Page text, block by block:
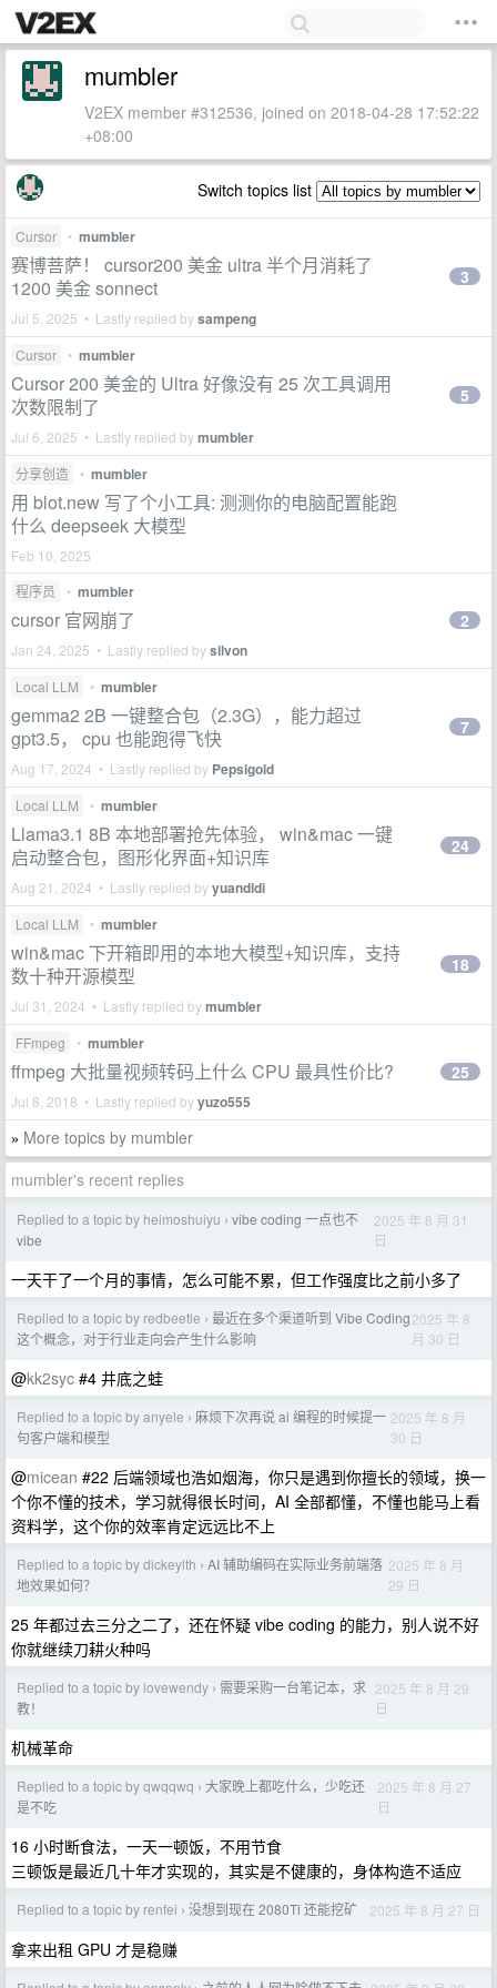
mumbler
V2EX member #312536, joined on 2018-04-28 17:52:22
+08:00
Switch topics list
Cursor • mumbler
赛博菩萨！ cursor200 美金 ultra 半个月消耗了
1200 美金 sonnect
Jul 5, 2025 • Lastly replied bysampeng
3
Cursor • mumbler
Cursor 200 美金的 Ultra 好像没有 25 次工具调用
次数限制了
Jul 6, 2025 • Lastly replied bymumbler
5
分享创造 • mumbler
用 blot.new 写了个小工具: 测测你的电脑配置能跑
什么 deepseek 大模型
Feb 10, 2025
程序员
• mumbler
cursor 官网崩了
Jan 24, 2025 • Lastly replied bysilvon
2
Local LLM • mumbler
gemma2 2B 一键整合包（2.3G），能力超过
gpt3.5， cpu 也能跑得飞快
Aug 17, 2024 • Lastly replied by Pepsigold
7
Local LLM • mumbler
Llama3.1 8B 本地部署抢先体验， win&mac 一键
启动整合包，图形化界面+知识库
Aug 21, 2024 • Lastly replied byyuandidi
24
Local LLM • mumbler
win&mac 下开箱即用的本地大模型+知识库，支持
数十种开源模型
Jul 31, 2024 • Lastly replied bymumbler
18
FFmpeg • mumbler
ffmpeg 大批量视频转码上什么 CPU 最具性价比?
Jul 8, 2018 • Lastly replied byyuzo555
25
» More topics by mumbler
mumbler's recent replies
Replied to a topic by heimoshuiyu › vibe coding 一点也不
vibe
2025 年 8 月 31
日
一天干了一个月的事情，怎么可能不累，但工作强度比之前小多了
Replied to a topic by redbeetle › 最近在多个渠道听到 Vibe Coding
这个概念，对于行业走向会产生什么影响
2025 年 8
月 30 日
@kk2syc #4 井底之蛙
Replied to a topic by anyele › 麻烦下次再说 ai 编程的时候提一
句客户端和模型
2025 年 8 月
30 日
@micean #22 后端领域也浩如烟海，你只是遇到你擅长的领域，换一
个你不懂的技术，学习就得很长时间，AI 全部都懂，不懂也能马上看
资料学，这个你的效率肯定远远比不上
Replied to a topic by dickeylth › AI 辅助编码在实际业务前端落
地效果如何？
2025 年 8 月
29 日
25 年都过去三分之二了，还在怀疑 vibe coding 的能力，别人说不好
你就继续刀耕火种吗
Replied to a topic by lovewendy › 需要采购一台笔记本，求
教！
2025 年 8 月 29
日
机械革命
Replied to a topic by qwqqwq › 大家晚上都吃什么，少吃还
是不吃
2025 年 8 月 27
日
16 小时断食法，一天一顿饭，不用节食
三顿饭是最近几十年才实现的，其实是不健康的，身体构造不适应
Replied to a topic by renfei › 没想到现在 2080Ti 还能挖矿 2025 年 8 月 27 日
拿来出租 GPU 才是稳赚